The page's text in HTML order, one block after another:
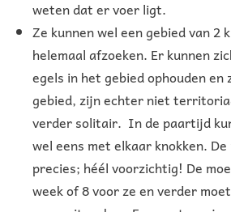
weten dat er voer ligt.
Ze kunnen wel een gebied van 2
helemaal afzoeken. Er kunnen
egels in het gebied ophouden en
gebied, zijn echter niet
verder solitair. In de paartijd
wel eens met elkaar knokken.
precies; héél voorzichtig! De
week of 8 voor ze en verder